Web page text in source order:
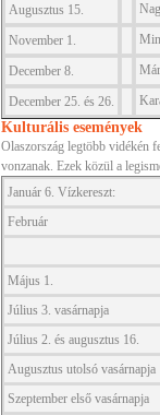
Augusztus 15.
November 1.
December 8.
December 25. és 26.
Kulturális események
Olaszország legtöbb vidékén
vonzanak. Ezek közül a
Január 6. Vízkereszt:
Február
Május 1.
Július 3. vasárnapja
Július 2. és augusztus 16.
Augusztus utolsó vasárnapja
Szeptember első vasárnapja